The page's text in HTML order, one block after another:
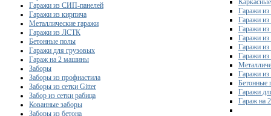
Гаражи из
Гаражи из
Гаражи из
Гаражи из
Гаражи
Гаражи из
Гаражи
Бетонные
Гаражи
Гараж на
Гаражи из СИП-панелей
Гаражи из кирпича
Металлические гаражи
Гаражи из ЛСТК
Бетонные полы
Гаражи для грузовых
Гараж на 2 машины
Заборы
Заборы из профнастила
Заборы из сетки Gitter
Забор из сетки рабица
Кованные заборы
Заборы из бетона